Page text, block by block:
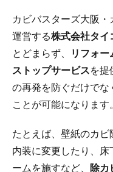
カビバスターズ大阪
運営する株式会社タイ
とどまらず、
リフォー
ストップサービス を提
の再発を防ぐだけでな
ことが可能になります
たとえば、壁紙のカ
内装に変更したり、床
ームを施すなど、
除カ